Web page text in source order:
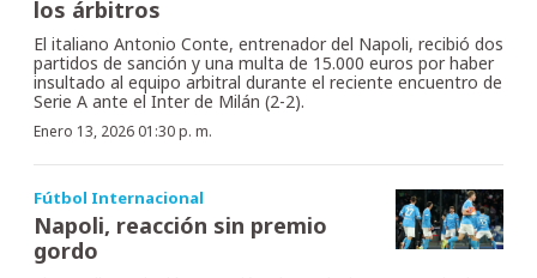
los árbitros
El italiano Antonio Conte, entrenador del Napoli, recibió dos
partidos de sanción y una multa de 15.000 euros por haber
insultado al equipo arbitral durante el reciente encuentro de
Serie A ante el Inter de Milán (2-2).
Enero 13, 2026 01:30 p. m.
Fútbol Internacional
Napoli, reacción sin premio
gordo